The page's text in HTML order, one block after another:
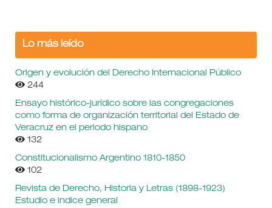
Lo más leído
Origen y evolución del Derecho Internacional Público
244
Ensayo histórico-jurídico sobre las congregaciones
como forma de organización territorial del Estado de
Veracruz en el periodo hispano
132
Constitucionalismo Argentino 1810-1850
102
Revista de Derecho, Historia y Letras (1898-1923)
Estudio e indice general